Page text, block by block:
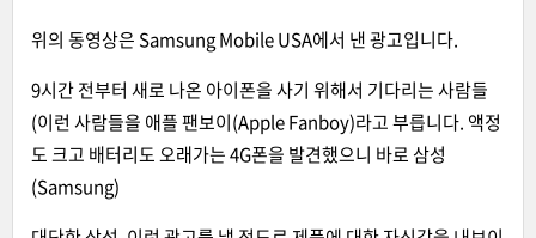
위의 동영상은 Samsung Mobile USA에서 낸 광고입니다.
9시간 전부터 새로 나온 아이폰을 사기 위해서 기다리는 사람들
(이런 사람들을 애플 팬보이(Apple Fanboy)라고 부릅니다. 액정
도 크고 배터리도 오래가는 4G폰을 발견했으니 바로 삼성
(Samsung)